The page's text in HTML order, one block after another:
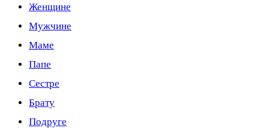
Женщине
Мужчине
Маме
Папе
Сестре
Брату
Подруге